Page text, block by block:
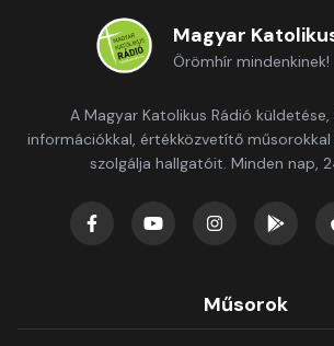
Magyar
Örömhír mindenkinek!
A Magyar Katolikus Rádió
információkkal, értékközvetítő műsorokkal
szolgálja hallgatóit. Minden nap,
Műsorok